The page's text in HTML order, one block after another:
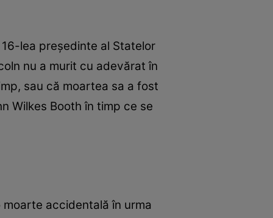
lea președinte al Statelor
nu a murit cu adevărat în
sau că moartea sa a fost
Wilkes Booth în timp ce se
accidentală în urma